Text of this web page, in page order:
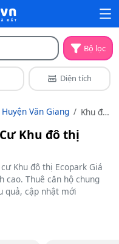
Bộ lọc
Diện tích
Huyện Văn Giang
Khu đô
Khu đô thị
Khu đô thị Ecopark Giá
Thuê căn hộ chung
quả, cập nhật mới